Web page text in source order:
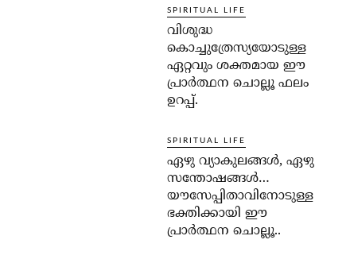
SPIRITUAL LIFE
വിശുദ്ധ
കൊച്ചുത്രേസ്യയോടുള്ള
ഏറ്റവും ശക്തമായ ഈ
പ്രാര്‍ത്ഥന ചൊല്ലൂ ഫലം
ഉറപ്പ്.
SPIRITUAL LIFE
ഏഴു വ്യാകുലങ്ങള്‍, ഏഴു
സന്തോഷങ്ങള്‍…
യൗസേപ്പിതാവിനോടുള്ള
ഭക്തിക്കായി ഈ
പ്രാര്‍ത്ഥന ചൊല്ലൂ..